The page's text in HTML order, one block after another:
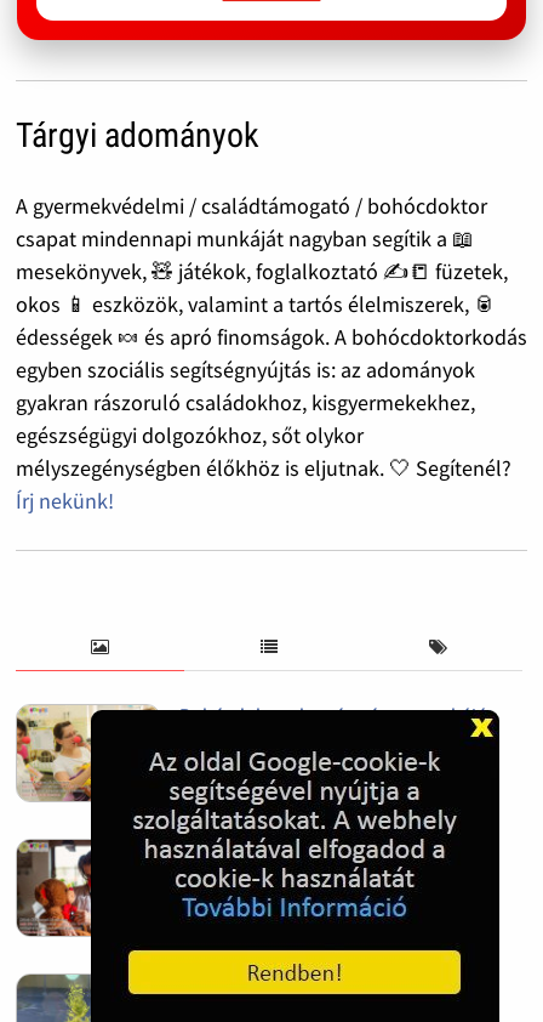
Tárgyi adományok
A gyermekvédelmi / családtámogató / bohócdoktor
csapat mindennapi munkáját nagyban segítik a 📖
mesekönyvek, 🧸 játékok, foglalkoztató ✍️📒 füzetek,
okos 📱 eszközök, valamint a tartós élelmiszerek, 🥫
édességek 🍬 és apró finomságok. A bohócdoktorkodás
egyben szociális segítségnyújtás is: az adományok
gyakran rászoruló családokhoz, kisgyermekekhez,
egészségügyi dolgozókhoz, sőt olykor
mélyszegénységben élőkhöz is eljutnak. 🤍 Segítenél?
Írj nekünk!
Bohócdoktorok egész éves munkáját
segíti az adó egy százalék felajánlás
2024. Feb. 27.
Adó 1% felajánlással adóbevalláskor
segítheted a gyermekmentést
2024. Feb. 27.
Mindig van újra, és újra